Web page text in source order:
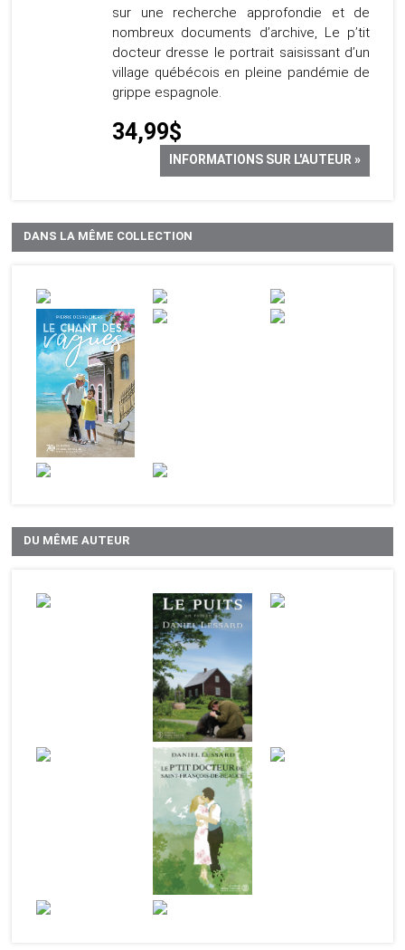
sur une recherche approfondie et de
nombreux documents d’archive, Le p’tit
docteur dresse le portrait saisissant d’un
village québécois en pleine pandémie de
grippe espagnole.
34,99$
INFORMATIONS SUR L'AUTEUR »
DANS LA MÊME COLLECTION
DU MÊME AUTEUR